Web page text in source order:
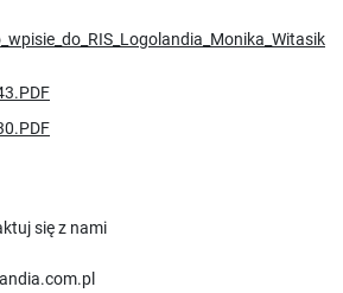
się z nami
Uwaga, link otworzy się w